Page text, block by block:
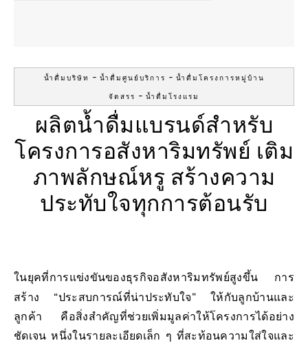
น้ำดื่มบริษัท - น้ำดื่มศูนย์บริการ - น้ำดื่มโครงการหมู่บ้าน
จัดสรร - น้ำดื่มโรงแรม
ผลิตน้ำดื่มแบรนด์สำหรับ
โครงการอสังหาริมทรัพย์ เติม
ภาพลักษณ์หรู สร้างความ
ประทับใจทุกการต้อนรับ
ในยุคที่การแข่งขันของธุรกิจอสังหาริมทรัพย์สูงขึ้น การ
สร้าง “ประสบการณ์ที่น่าประทับใจ” ให้กับลูกบ้านและ
ลูกค้า คือสิ่งสำคัญที่ช่วยเพิ่มมูลค่าให้โครงการได้อย่าง
ชัดเจน หนึ่งในรายละเอียดเล็ก ๆ ที่สะท้อนความใส่ใจและ